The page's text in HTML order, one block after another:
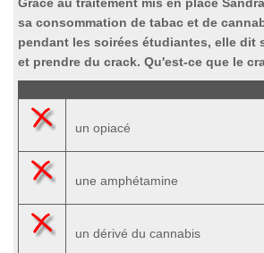
sa consommation de tabac et de
pendant les soirées étudiantes, elle dit
et prendre du crack. Qu'est-ce que le
un opiacé
une amphétamine
un dérivé du cannabis